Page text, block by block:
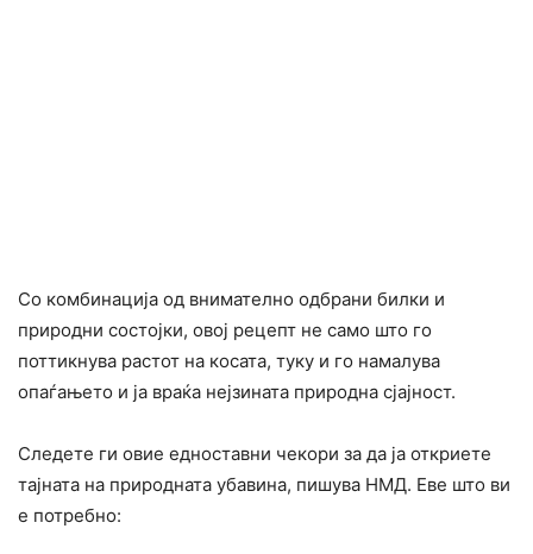
Со комбинација од внимателно одбрани билки и
природни состојки, овој рецепт не само што го
поттикнува растот на косата, туку и го намалува
опаѓањето и ја враќа нејзината природна сјајност.
Следете ги овие едноставни чекори за да ја откриете
тајната на природната убавина, пишува НМД. Еве што ви
е потребно: